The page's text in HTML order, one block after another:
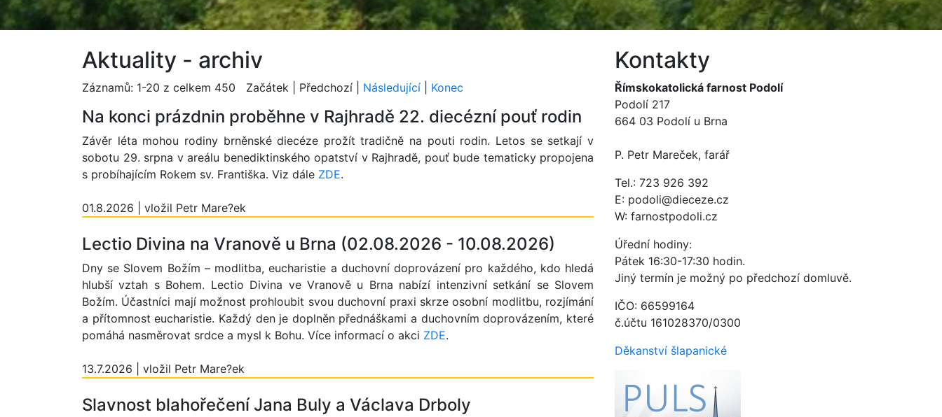
Aktuality - archiv
Záznamů: 1-20 z celkem 450 Začátek | Předchozí | Následující Konec
Na konci prázdnin proběhne v Rajhradě 22. diecézní pouť rodin
Závěr léta mohou rodiny brněnské diecéze prožít tradičně na pouti rodin. Letos se setkají v
sobotu 29. srpna v areálu benediktinského opatství v Rajhradě, pouť bude tematicky propojena
s probíhajícím Rokem sv. Františka. Viz dále ZDE.
01.8.2026 | vložil Petr Mare?ek
Lectio Divina na Vranově u Brna (02.08.2026 - 10.08.2026)
Dny se Slovem Božím – modlitba, eucharistie a duchovní doprovázení pro každého, kdo hledá
hlubší vztah s Bohem. Lectio Divina ve Vranově u Brna nabízí intenzivní setkání se Slovem
Božím. Účastníci mají možnost prohloubit svou duchovní praxi skrze osobní modlitbu, rozjímání
a přítomnost eucharistie. Každý den je doplněn přednáškami a duchovním doprovázením, které
pomáhá nasměrovat srdce a mysl k Bohu. Více informací o akci ZDE.
13.7.2026 | vložil Petr Mare?ek
Slavnost blahořečení Jana Buly a Václava Drboly
Kontakty
Římskokatolická farnost Podolí
Podolí 217
664 03 Podolí u Brna
P. Petr Mareček, farář
Tel.: 723 926 392
E: podoli@dieceze.cz
W: farnostpodoli.cz
Úřední hodiny:
Pátek 16:30-17:30 hodin.
Jiný termín je možný po předchozí domluvě.
IČO: 66599164
č.účtu 161028370/0300
Děkanství šlapanické